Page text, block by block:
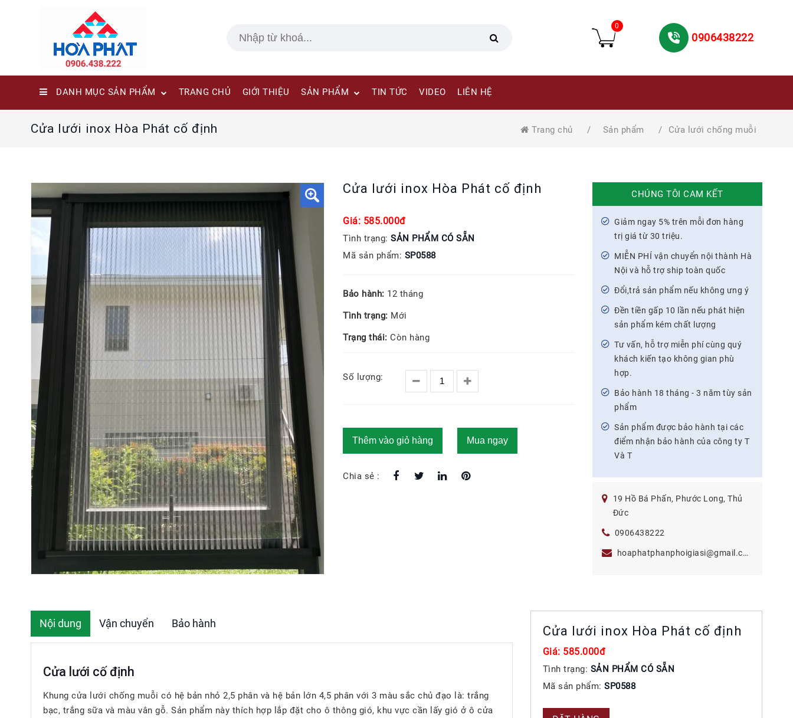
0
0906438222
DANH MỤC SẢN PHẨM TRANG CHỦ GIỚI THIỆU SẢN PHẨM TIN TỨC VIDEO LIÊN HỆ
Cửa lưới inox Hòa Phát cố định Trang chủ / Sản phẩm / Cửa lưới chống muỗi
Cửa lưới inox Hòa Phát cố định
Giá: 585.000đ
Tình trạng: SẢN PHẨM CÓ SẴN
Mã sản phẩm: SP0588
Bảo hành: 12 tháng
Tình trạng: Mới
Trạng thái: Còn hàng
Số lượng:
Thêm vào giỏ hàng Mua ngay
Chia sẻ :
CHÚNG TÔI CAM KẾT
Giảm ngay 5% trên mỗi đơn hàng
trị giá từ 30 triệu.
MIỄN PHÍ vận chuyển nội thành Hà
Nội và hỗ trợ ship toàn quốc
Đổi,trả sản phẩm nếu không ưng ý
Đền tiền gấp 10 lần nếu phát hiện
sản phẩm kém chất lượng
Tư vấn, hỗ trợ miễn phí cùng quý
khách kiến tạo không gian phù
hợp.
Bảo hành 18 tháng - 3 năm tùy sản
phẩm
Sản phẩm được bảo hành tại các
điểm nhận bảo hành của công ty T
Và T
19 Hồ Bá Phấn, Phước Long, Thủ
Đức
0906438222
hoaphatphanphoigiasi@gmail.com
Nội dung Vận chuyển Bảo hành
Cửa lưới cố định
Khung cửa lưới chống muỗi có hệ bản nhỏ 2,5 phân và hệ bản lớn 4,5 phân với 3 màu sắc chủ đạo là: trắng
bạc, trắng sữa và màu vân gỗ. Sản phẩm này thích hợp lắp đặt cho ô thông gió, khu vực cần lấy gió ở ô cửa
Cửa lưới inox Hòa Phát cố định
Giá: 585.000đ
Tình trạng: SẢN PHẨM CÓ SẴN
Mã sản phẩm: SP0588